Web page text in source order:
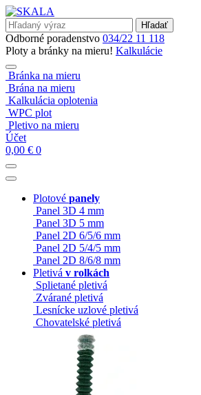
Hľadať
Odborné poradenstvo 034/22 11 118
Ploty a bránky na mieru! Kalkulácie
Bránka na mieru
Brána na mieru
Kalkulácia oplotenia
WPC plot
Pletivo na mieru
Účet
0,00 € 0
Plotové panely
Panel 3D 4 mm
Panel 3D 5 mm
Panel 2D 6/5/6 mm
Panel 2D 5/4/5 mm
Panel 2D 8/6/8 mm
Pletivá v rolkách
Splietané pletivá
Zvárané pletivá
Lesnícke uzlové pletivá
Chovatelské pletivá